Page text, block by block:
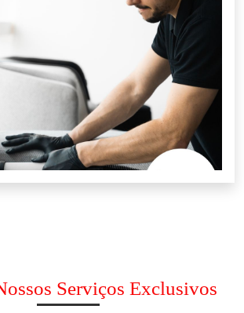
Serviços Exclusivos